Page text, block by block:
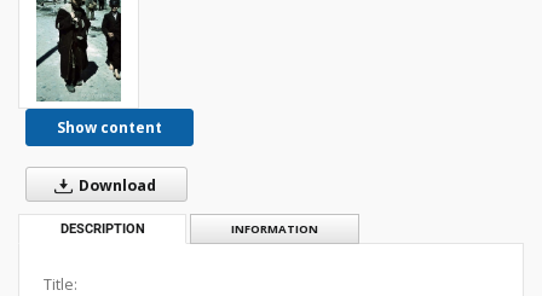
Show content
Download
DESCRIPTION INFORMATION
Title: